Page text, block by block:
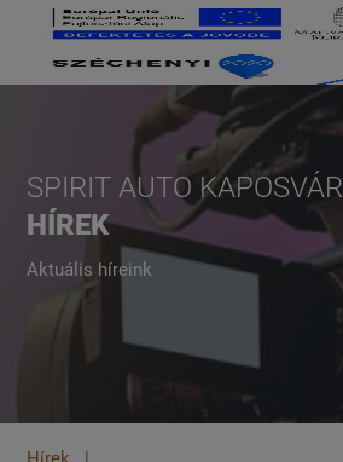
SPIRIT AUTO KAPOSVÁR
HÍREK
Aktuális híreink